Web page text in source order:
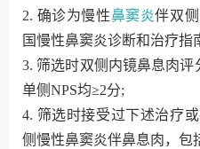
2. 确诊为慢性鼻窦炎伴双
国慢性鼻窦炎诊断和治疗指
3. 筛选时双侧内镜鼻息肉评
单侧NPS均≥2分;
4. 筛选时接受过下述治疗
侧慢性鼻窦炎伴鼻息肉，包